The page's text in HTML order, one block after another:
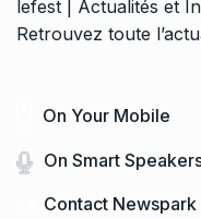
lefest | Actualités et
Retrouvez toute
On Your Mobile
On Smart
Contact Newspark